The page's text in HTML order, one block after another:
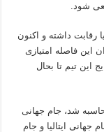
شود.
رقابت داشته و اکنون
جبران این فاصله امتیازی
این تیم تا بحال
شد، جام جهانی
جهانی ایتالیا و جام